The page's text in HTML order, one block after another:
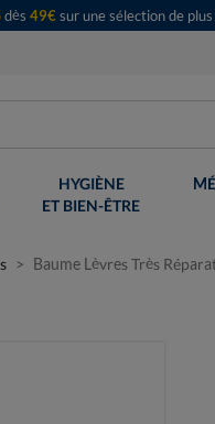
dès 49€sur une sélection de
HYGIÈNE
ET BIEN-ÊTRE
Baume Lèvres Très